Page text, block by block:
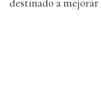
destinado a mejorar